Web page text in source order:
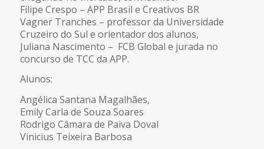
Filipe Crespo – APP Brasil e Creativos BR
Vagner Tranches – professor da Universidade
Cruzeiro do Sul e orientador dos alunos,
Juliana Nascimento – FCB Global e jurada no
concurso de TCC da APP.
Alunos:
Angélica Santana Magalhães,
Emily Carla de Souza Soares
Rodrigo Câmara de Paiva Doval
Vinicius Teixeira Barbosa